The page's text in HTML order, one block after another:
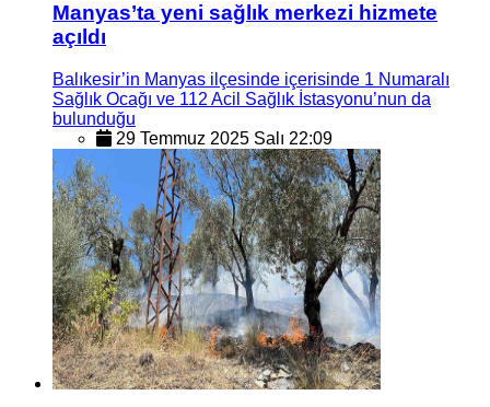
Manyas’ta yeni sağlık merkezi hizmete
açıldı
Balıkesir’in Manyas ilçesinde içerisinde 1 Numaralı
Sağlık Ocağı ve 112 Acil Sağlık İstasyonu’nun da
bulunduğu
29 Temmuz 2025 Salı 22:09